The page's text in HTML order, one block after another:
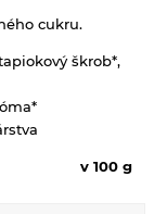
cukru.
tapiokový škrob*,
v 100 g